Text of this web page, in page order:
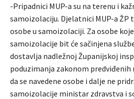
-Pripadnici MUP-a su na terenu i
samoizolaciju. Djelatnici MUP-a ŽP
osobe u samoizolaciji. Za osobe
samoizolacije bit će sačinjena
dostavlja nadležnoj Županijskoj
poduzimanja zakonom predviđenih
da se navedene osobe i dalje ne
samoizolacije ministar zdravstva i